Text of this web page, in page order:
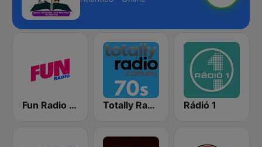
Fun Radio FRANCE Totally Radio 70s Rádió 1